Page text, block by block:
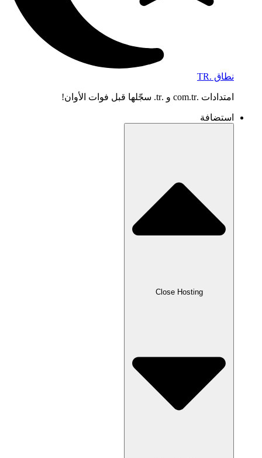
نطاق .TR
امتدادات .com.tr و .tr. سجّلها قبل فوات الأوان!
استضافة
Close Hosting